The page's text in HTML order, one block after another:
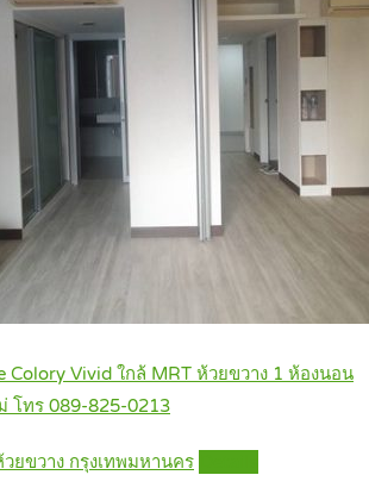
Colory Vivid ใกล้ MRT ห้วยขวาง 1 ห้องนอน
โทร 089-825-0213
ยขวาง กรุงเทพมหานคร